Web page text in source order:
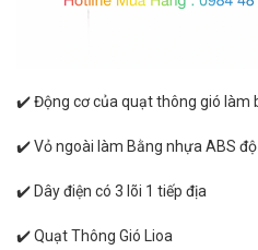
✔️ Động cơ của quạt thông gió làm
✔️ Vỏ ngoài làm Bằng nhựa ABS độ
✔️ Dây điện có 3 lõi 1 tiếp địa
✔️ Quạt Thông Gió Lioa